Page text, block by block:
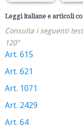
Leggi italiane e articoli
Consulta i seguenti
120"
Art. 615
Art. 621
Art. 1071
Art. 2429
Art. 64